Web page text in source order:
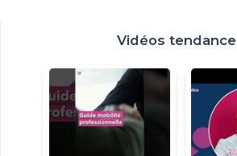
Vidéos